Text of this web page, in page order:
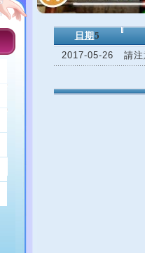
日期 5
2017-05-26
請